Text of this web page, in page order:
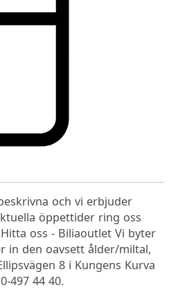
och vi erbjuder
öppettider ring oss
oss - Biliaoutlet Vi byter
in den oavsett ålder/miltal,
8 i Kungens Kurva
497 44 40.